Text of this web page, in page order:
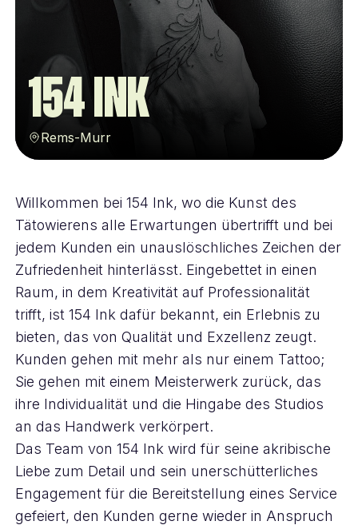
154 ink
Rems-Murr
Willkommen bei 154 Ink, wo die Kunst des
Tätowierens alle Erwartungen übertrifft und bei
jedem Kunden ein unauslöschliches Zeichen der
Zufriedenheit hinterlässt. Eingebettet in einen
Raum, in dem Kreativität auf Professionalität
trifft, ist 154 Ink dafür bekannt, ein Erlebnis zu
bieten, das von Qualität und Exzellenz zeugt.
Kunden gehen mit mehr als nur einem Tattoo;
Sie gehen mit einem Meisterwerk zurück, das
ihre Individualität und die Hingabe des Studios
an das Handwerk verkörpert.
Das Team von 154 Ink wird für seine akribische
Liebe zum Detail und sein unerschütterliches
Engagement für die Bereitstellung eines Service
gefeiert, den Kunden gerne wieder in Anspruch